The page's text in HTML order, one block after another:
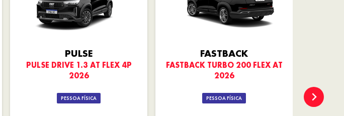
PULSE
PULSE DRIVE 1.3 AT FLEX 4P
2026
PESSOA FÍSICA
FASTBACK
FASTBACK TURBO 200 FLEX AT
2026
PESSOA FÍSICA